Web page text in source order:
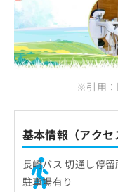
※引用
基本情報（アクセ
長崎バス 切通し停
駐車場有り